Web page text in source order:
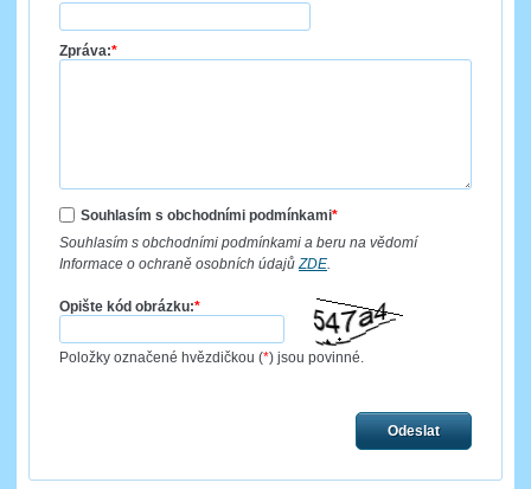
Zpráva:*
Souhlasím s obchodními podmínkami*
Souhlasím s obchodními podmínkami a beru na vědomí
Informace o ochraně osobních údajůZDE.
Opište kód obrázku:*
Položky označené hvězdičkou (*) jsou povinné.
Odeslat